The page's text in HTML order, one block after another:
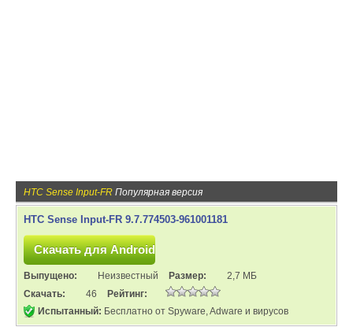
HTC Sense Input-FR Популярная версия
HTC Sense Input-FR 9.7.774503-961001181
Выпущено: Неизвестный Размер:
2,7 МБ
Скачать:
46
Рейтинг:
Испытанный: Бесплатно от Spyware, Adware и вирусов